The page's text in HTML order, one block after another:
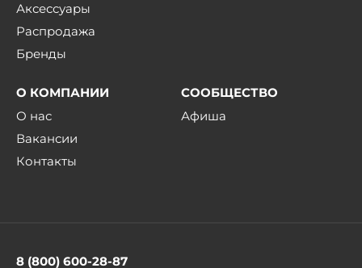
Аксессуары
Распродажа
Бренды
О КОМПАНИИ
О нас
Вакансии
Контакты
СООБЩЕСТВО
Афиша
8 (800) 600-28-87